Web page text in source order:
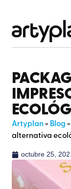
Artyplan» Blog »
alternativa
octubre 25,